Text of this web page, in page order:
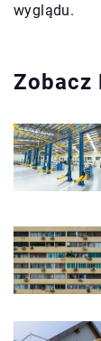
wyglądu.
Zobacz